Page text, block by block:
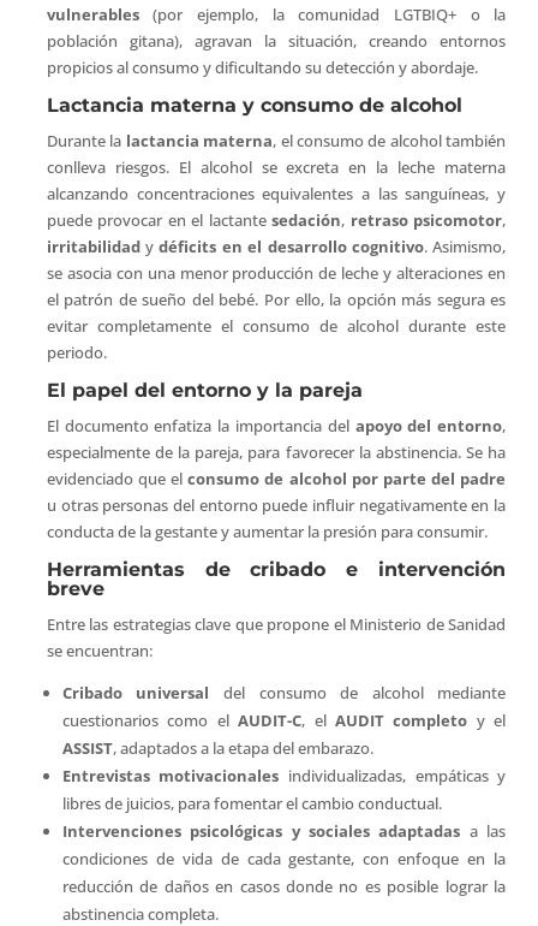
vulnerables(por ejemplo, la comunidad LGTBIQ+ o la
población gitana), agravan la situación, creando entornos
propicios al consumo y dificultando su detección y abordaje.
Lactancia materna y consumo de alcohol
Durante la lactancia materna, el consumo de alcohol también
conlleva riesgos. El alcohol se excreta en la leche materna
alcanzando concentraciones equivalentes a las sanguíneas, y
puede provocar en el lactantesedación, retraso psicomotor,
irritabilidadydéficits en el desarrollo cognitivo. Asimismo,
se asocia con una menor producción de leche y alteraciones en
el patrón de sueño del bebé. Por ello, la opción más segura es
evitar completamente el consumo de alcohol durante este
periodo.
El papel del entorno y la pareja
El documento enfatiza la importancia del apoyo del entorno,
especialmente de la pareja, para favorecer la abstinencia. Se ha
evidenciado que elconsumo de alcohol por parte del padre
u otras personas del entorno puede influir negativamente en la
conducta de la gestante y aumentar la presión para consumir.
Herramientas de cribado e intervención
breve
Entre las estrategias clave que propone el Ministerio de Sanidad
se encuentran:
Cribado universal del consumo de alcohol mediante
cuestionarios como elAUDIT-C, el AUDIT completo y el
ASSIST, adaptados a la etapa del embarazo.
Entrevistas motivacionales individualizadas, empáticas y
libres de juicios, para fomentar el cambio conductual.
Intervenciones psicológicas y sociales adaptadas a las
condiciones de vida de cada gestante, con enfoque en la
reducción de daños en casos donde no es posible lograr la
abstinencia completa.